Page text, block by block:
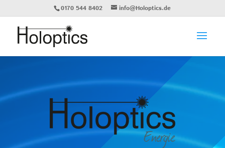
0170 544 8402 info@Holoptics.de